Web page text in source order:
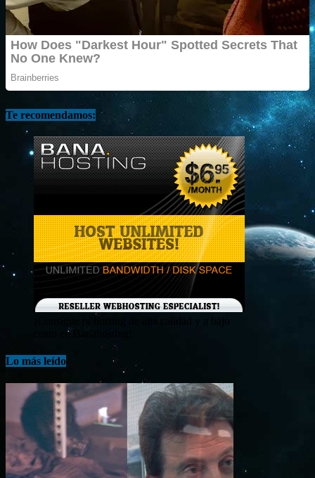
Te recomendamos:
costo en Banahosting!
Lo más leído